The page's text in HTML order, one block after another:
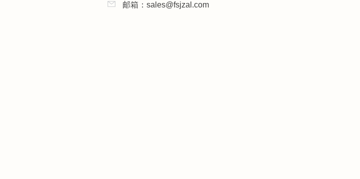
邮箱： sales@fsjzal.com